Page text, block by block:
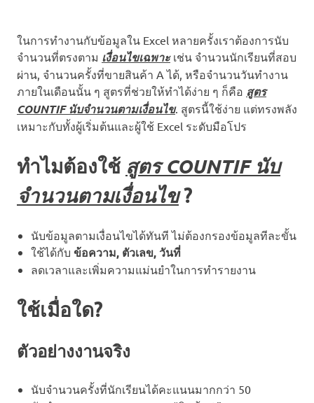
ในการทำงานกับข้อมูลใน Excel หลายครั้งเราต้องการนับ
จำนวนที่ตรงตาม เงื่อนไขเฉพาะเช่น จำนวนนักเรียนที่สอบ
ผ่าน, จำนวนครั้งที่ขายสินค้า A ได้, หรือจำนวนวันทำงาน
ภายในเดือนนั้น ๆ สูตรที่ช่วยให้ทำได้ง่าย ๆ ก็คือ สูตร
COUNTIF นับจำนวนตามเงื่อนไข. สูตรนี้ใช้ง่าย แต่ทรงพลัง
เหมาะกับทั้งผู้เริ่มต้นและผู้ใช้ Excel ระดับมือโปร
ทำไมต้องใช้ สูตร COUNTIF นับ
จำนวนตามเงื่อนไข?
นับข้อมูลตามเงื่อนไขได้ทันที ไม่ต้องกรองข้อมูลทีละขั้น
ใช้ได้กับ ข้อความ, ตัวเลข, วันที่
ลดเวลาและเพิ่มความแม่นยำในการทำรายงาน
ใช้เมื่อใด?
ตัวอย่างงานจริง
นับจำนวนครั้งที่นักเรียนได้คะแนนมากกว่า 50